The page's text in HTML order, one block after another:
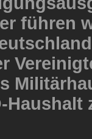
führen
Haushalt